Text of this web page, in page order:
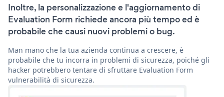
Inoltre, la personalizzazione e l'aggiornamento di
Evaluation Form richiede ancora più tempo ed è
probabile che causi nuovi problemi o bug.
Man mano che la tua azienda continua a crescere, è
probabile che tu incorra in problemi di sicurezza, poiché gli
hacker potrebbero tentare di sfruttare Evaluation Form
vulnerabilità di sicurezza.